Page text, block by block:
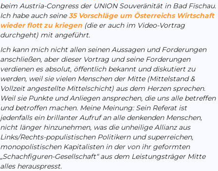
beim Austria-Congress der UNION Souveränität in Bad Fischau.
Ich habe auch seine35 Vorschläge um Österreichs Wirtschaft
wieder flott zu kriegen (die er auch im Video-Vortrag
durchgeht) mit angeführt.
Ich kann mich nicht allen seinen Aussagen und Forderungen
anschließen, aber dieser Vortrag und seine Forderungen
verdienen es absolut, öffentlich bekannt und diskutiert zu
werden, weil sie vielen Menschen der Mitte (Mittelstand &
Vollzeit angestellte Mittelschicht) aus dem Herzen sprechen.
Weil sie Punkte und Anliegen ansprechen, die uns alle betreffen
und betroffen machen. Meine Meinung: Sein Referat ist
jedenfalls ein brillanter Aufruf an alle denkenden Menschen,
nicht länger hinzunehmen, was die unheilige Allianz aus
Links/Rechts-populistischen Politikern und superreichen,
monopolistischen Kapitalisten in der von ihr geformten
„Schachfiguren-Gesellschaft“ aus dem Leistungsträger Mitte
alles herauspresst.